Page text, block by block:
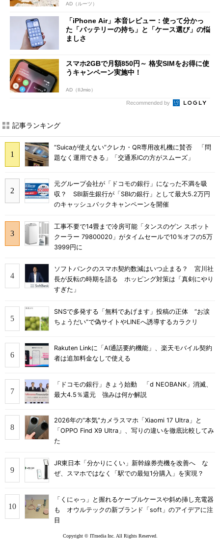
AD（ルーツ）
「iPhone Air」本音レビュー：使って分かっ
た「バッテリーの持ち」と「ケース選び」の悩
ましさ
スマホ2GBで月額850円～ 格安SIMをお得に使
うキャンペーン実施中！
AD（IIJmio）
Recommended by
記事ランキング
“Suicaが使えない”クレカ・QR専用改札機に賛否 「問
題なく運用できる」「交通系ICの方がスムーズ」
元グループ会社が「ドコモの銀行」になった不満を吸
収？ SBI新生銀行が「SBIの銀行」として最大5.2万円
のキャッシュバックキャンペーンを開催
工事不要で14畳まで冷房可能「タンスのゲン スポット
クーラー 79800020」がタイムセールで10％オフの5万
3999円に
ソフトバンクのスマホ契約数減はいつ止まる？ 宮川社
長が反転の時期を語る ホッピング対策は「真剣にやり
すぎた」
SNSで多発する「無料であげます」投稿の正体 “お涙
ちょうだい”で偽サイトやLINEへ誘導するカラクリ
Rakuten Linkに「AI通話要約機能」、楽天モバイル契約
者は追加料金なしで使える
「ドコモの銀行」きょう始動 「d NEOBANK」消滅、
最大4.5％還元 強みは何か解説
2026年の“本気”カメラスマホ「Xiaomi 17 Ultra」と
「OPPO Find X9 Ultra」、写りの違いを徹底比較してみ
た
JR東日本「分かりにくい」新幹線券売機を改善へ な
ぜ、スマホではなく「駅での最短1分購入」を実現？
「くにゃっ」と握れるケーブルケースや斜め挿し充電器
も オウルテックの新ブランド「soft」のアイデアに注
目
Copyright © ITmedia Inc. All Rights Reserved.